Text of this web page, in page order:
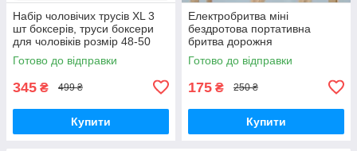
Набір чоловічих трусів ХL 3
шт боксерів, труси боксери
для чоловіків розмір 48-50
Готово до відправки
345 ₴ 499 ₴
Купити
Електробритва міні
бездротова портативна
бритва дорожня
Готово до відправки
175 ₴ 250 ₴
Купити